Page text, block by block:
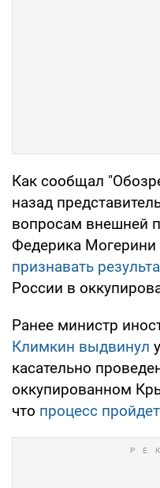
Как сообщал
назад
вопросам внешней
Федерика Могерини
признавать
России в
Ранее министр
Климкин выдвинул
касательно
оккупированном
что процесс